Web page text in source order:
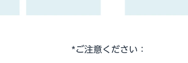
*ご注意ください：